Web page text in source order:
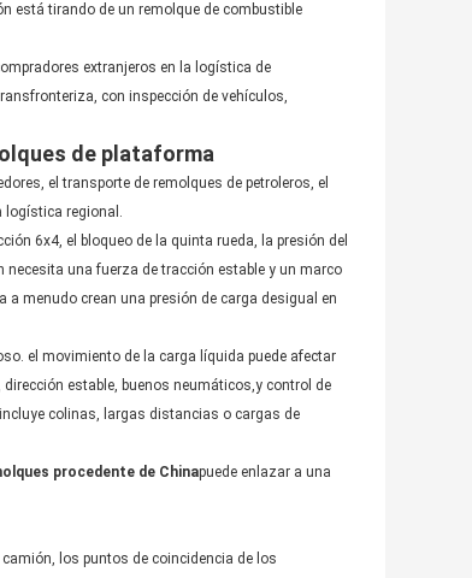
está tirando de un remolque de combustible
extranjeros en la logística de
con inspección de vehículos,
de plataforma
el transporte de remolques de petroleros, el
logística regional.
6x4, el bloqueo de la quinta rueda, la presión del
una fuerza de tracción estable y un marco
menudo crean una presión de carga desigual en
el movimiento de la carga líquida puede afectar
estable, buenos neumáticos,y control de
colinas, largas distancias o cargas de
procedente de Chinapuede enlazar a una
los puntos de coincidencia de los